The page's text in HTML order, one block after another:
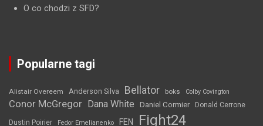
O co chodzi z SFD?
Popularne tagi
Alistair Overeem Anderson Silva Bellator boks Colby Covington
Conor McGregor Dana White Daniel Cormier Donald Cerrone
Dustin Poirier Fedor Emelianenko FEN Fight24